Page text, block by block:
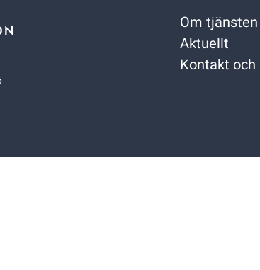
Om tjänsten
Aktuellt
Kontakt